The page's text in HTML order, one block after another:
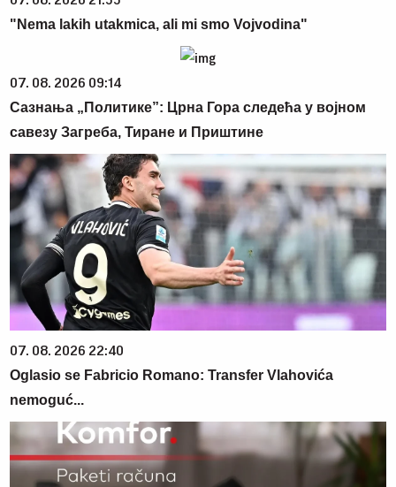
"Nema lakih utakmica, ali mi smo Vojvodina"
07. 08. 2026 09:14
Сазнања „Политике”: Црна Гора следећа у војном
савезу Загреба, Тиране и Приштине
07. 08. 2026 22:40
Oglasio se Fabricio Romano: Transfer Vlahovića
nemoguć...